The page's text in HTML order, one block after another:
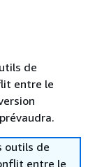
de
entre le
outils de
entre le